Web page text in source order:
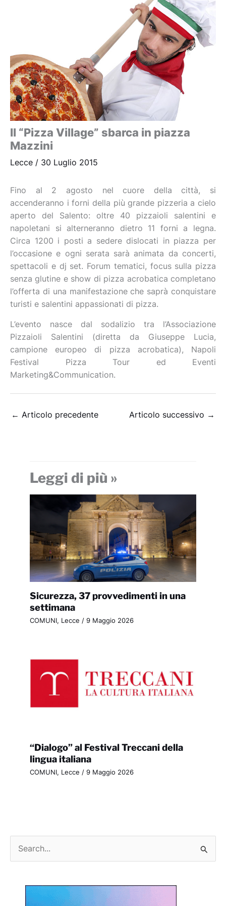
Il “Pizza Village” sbarca in piazza
Mazzini
Lecce / 30 Luglio 2015
Fino al 2 agosto nel cuore della città, si
accenderanno i forni della più grande pizzeria a cielo
aperto del Salento: oltre 40 pizzaioli salentini e
napoletani si alterneranno dietro 11 forni a legna.
Circa 1200 i posti a sedere dislocati in piazza per
l’occasione e ogni serata sarà animata da concerti,
spettacoli e dj set. Forum tematici, focus sulla pizza
senza glutine e show di pizza acrobatica completano
l’offerta di una manifestazione che saprà conquistare
turisti e salentini appassionati di pizza.
L’evento nasce dal sodalizio tra l’Associazione
Pizzaioli Salentini (diretta da Giuseppe Lucia,
campione europeo di pizza acrobatica), Napoli
Festival Pizza Tour ed Eventi
Marketing&Communication.
← Articolo precedente Articolo successivo →
Leggi di più »
Sicurezza, 37 provvedimenti in una
settimana
COMUNI, Lecce / 9 Maggio 2026
“Dialogo” al Festival Treccani della
lingua italiana
COMUNI, Lecce / 9 Maggio 2026